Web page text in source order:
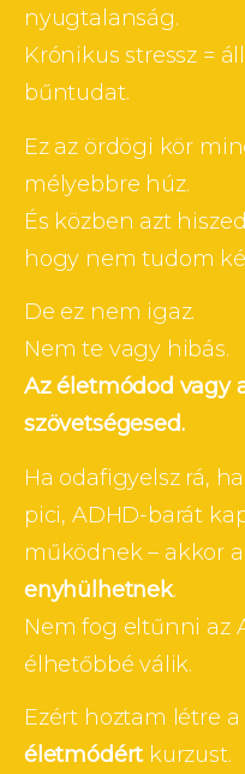
nyugtalanság.
Krónikus stressz =
bűntudat.
Ez az ördögi kör
mélyebbre húz.
És közben azt
hogy nem tudom
De ez nem igaz.
Nem te vagy hibás.
Az életmódod vagy
szövetségesed.
Ha odafigyelsz rá,
pici, ADHD-barát
működnek – akkor
enyhülhetnek.
Nem fog eltűnni az
élhetőbbé válik.
Ezért hoztam létre a
életmódért kurzust.